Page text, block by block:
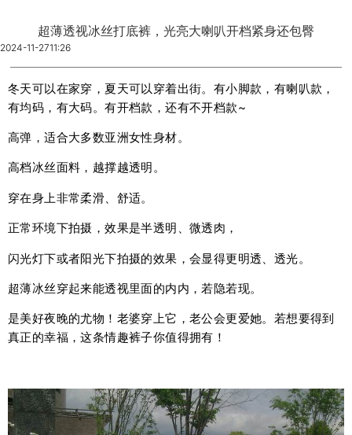
超薄透视冰丝打底裤，光亮大喇叭开档紧身还包臀
2024-11-2711:26
冬天可以在家穿，夏天可以穿着出街。有小脚款，有喇叭款，
有均码，有大码。有开档款，还有不开档款~
高弹，适合大多数亚洲女性身材。
高档冰丝面料，越撑越透明。
穿在身上非常柔滑、舒适。
正常环境下拍摄，效果是半透明、微透肉，
闪光灯下或者阳光下拍摄的效果，会显得更明透、透光。
超薄冰丝穿起来能透视里面的内内，若隐若现。
是美好夜晚的尤物！老婆穿上它，老公会更爱她。若想要得到
真正的幸福，这条情趣裤子你值得拥有！